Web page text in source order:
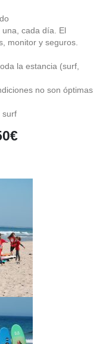
cada día. El
monitor y seguros.
la estancia (surf,
no son óptimas
surf